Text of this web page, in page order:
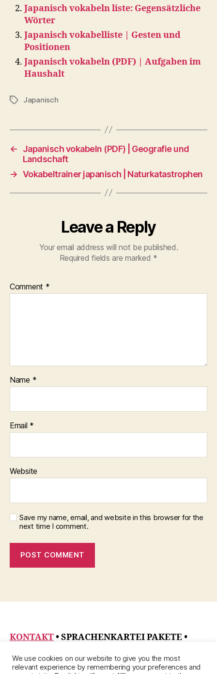
Japanisch vokabeln liste: Gegensätzliche
Wörter
Japanisch vokabelliste | Gesten und
Positionen
Japanisch vokabeln (PDF) | Aufgaben im
Haushalt
TagsJapanisch
←
Japanisch vokabeln (PDF) | Geografie und
Landschaft
→ Vokabeltrainer japanisch | Naturkatastrophen
Leave a Reply
Your email address will not be published.
Required fields are marked *
Comment *
Name *
Email *
Website
Save my name, email, and website in this browser for the
next time I comment.
KONTAKT • SPRACHENKARTEI PAKETE •
IMPRESSUM
We use cookies on our website to give you the most
relevant experience by remembering your preferences and